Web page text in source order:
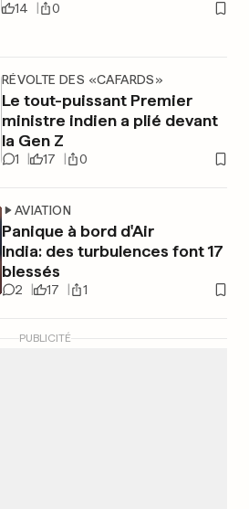
14 0
RÉVOLTE DES «CAFARDS»
Le tout-puissant Premier
ministre indien a plié devant
la Gen Z
1 17 0
AVIATION
Panique à bord d'Air
India: des turbulences font 17
blessés
2 17 1
PUBLICITÉ